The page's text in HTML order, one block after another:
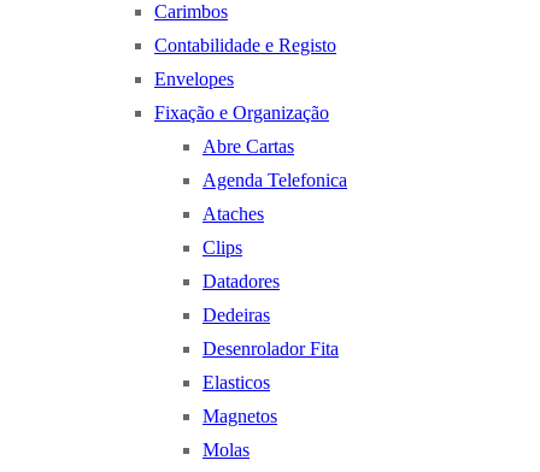
Carimbos
Contabilidade e Registo
Envelopes
Fixação e Organização
Abre Cartas
Agenda Telefonica
Ataches
Clips
Datadores
Dedeiras
Desenrolador Fita
Elasticos
Magnetos
Molas